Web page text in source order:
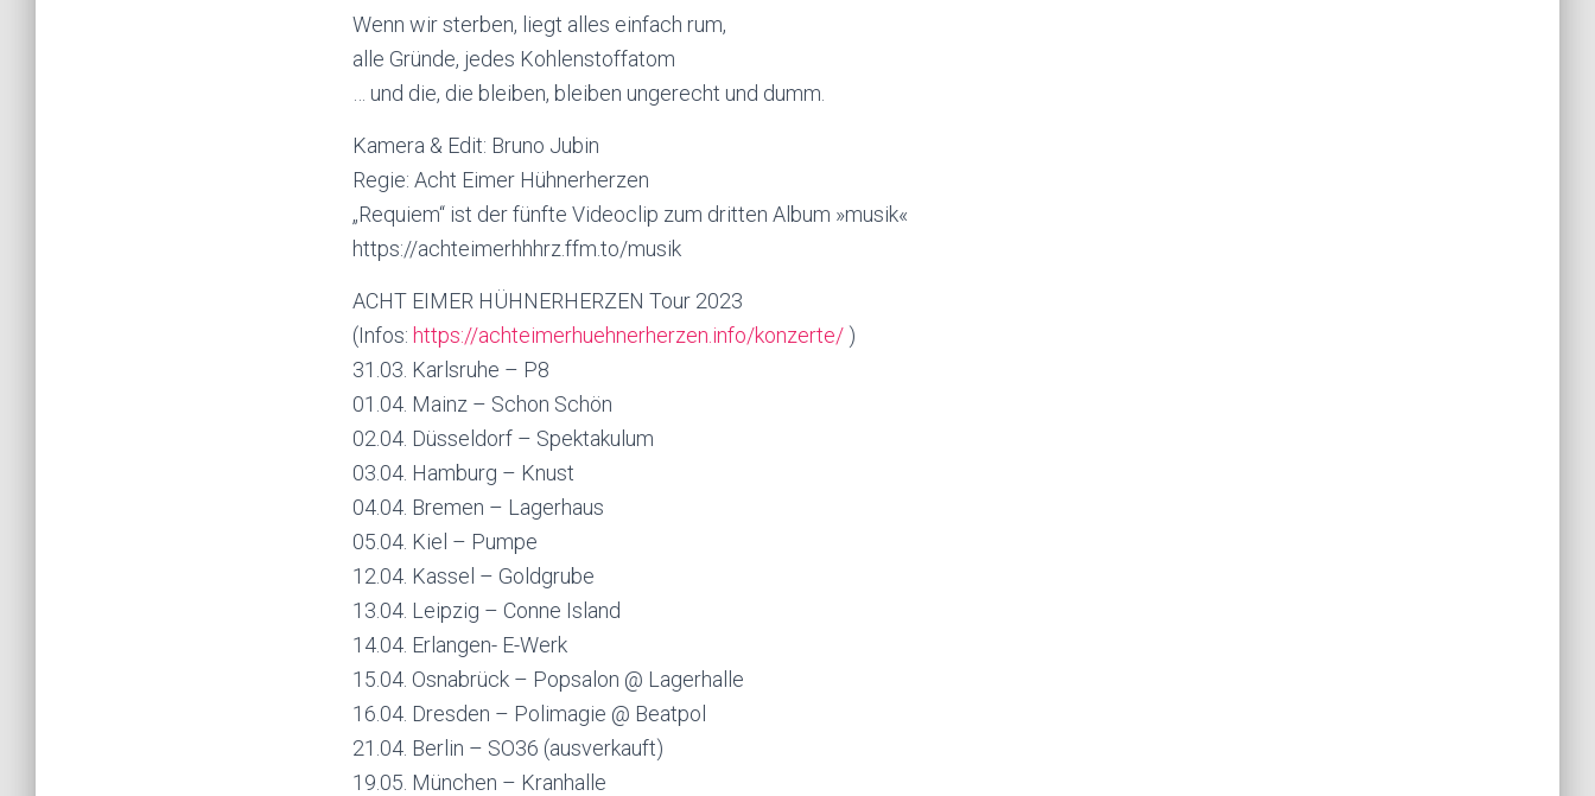
Wenn wir sterben, liegt alles einfach rum,
alle Gründe, jedes Kohlenstoffatom
… und die, die bleiben, bleiben ungerecht und dumm.
Kamera & Edit: Bruno Jubin
Regie: Acht Eimer Hühnerherzen
„Requiem“ ist der fünfte Videoclip zum dritten Album »musik«
https://achteimerhhhrz.ffm.to/musik
ACHT EIMER HÜHNERHERZEN Tour 2023
(Infos: https://achteimerhuehnerherzen.info/konzerte/ )
31.03. Karlsruhe – P8
01.04. Mainz – Schon Schön
02.04. Düsseldorf – Spektakulum
03.04. Hamburg – Knust
04.04. Bremen – Lagerhaus
05.04. Kiel – Pumpe
12.04. Kassel – Goldgrube
13.04. Leipzig – Conne Island
14.04. Erlangen- E-Werk
15.04. Osnabrück – Popsalon @ Lagerhalle
16.04. Dresden – Polimagie @ Beatpol
21.04. Berlin – SO36 (ausverkauft)
19.05. München – Kranhalle